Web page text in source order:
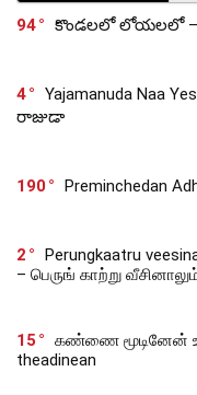
94
కొండలలో లోయలలో –
4
Yajamanuda Naa
రాజుడా
190 Preminchedan
2
Perungkaatru
– பெருங் காற்று
15
கண்ணை மூடினேன்
theadinean